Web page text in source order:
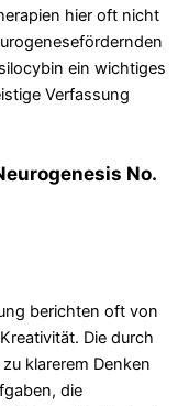
hier oft nicht
ein wichtiges
Verfassung
No.
berichten oft von
Die durch
klarerem Denken
die